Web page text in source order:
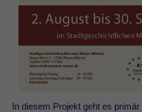
In diesem Projekt geht es